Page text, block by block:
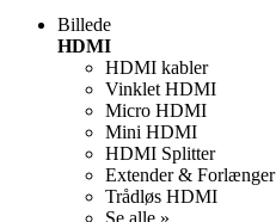
Billede
HDMI
HDMI kabler
Vinklet HDMI
Micro HDMI
Mini HDMI
HDMI Splitter
Extender & Forlænger
Trådløs HDMI
Se alle »